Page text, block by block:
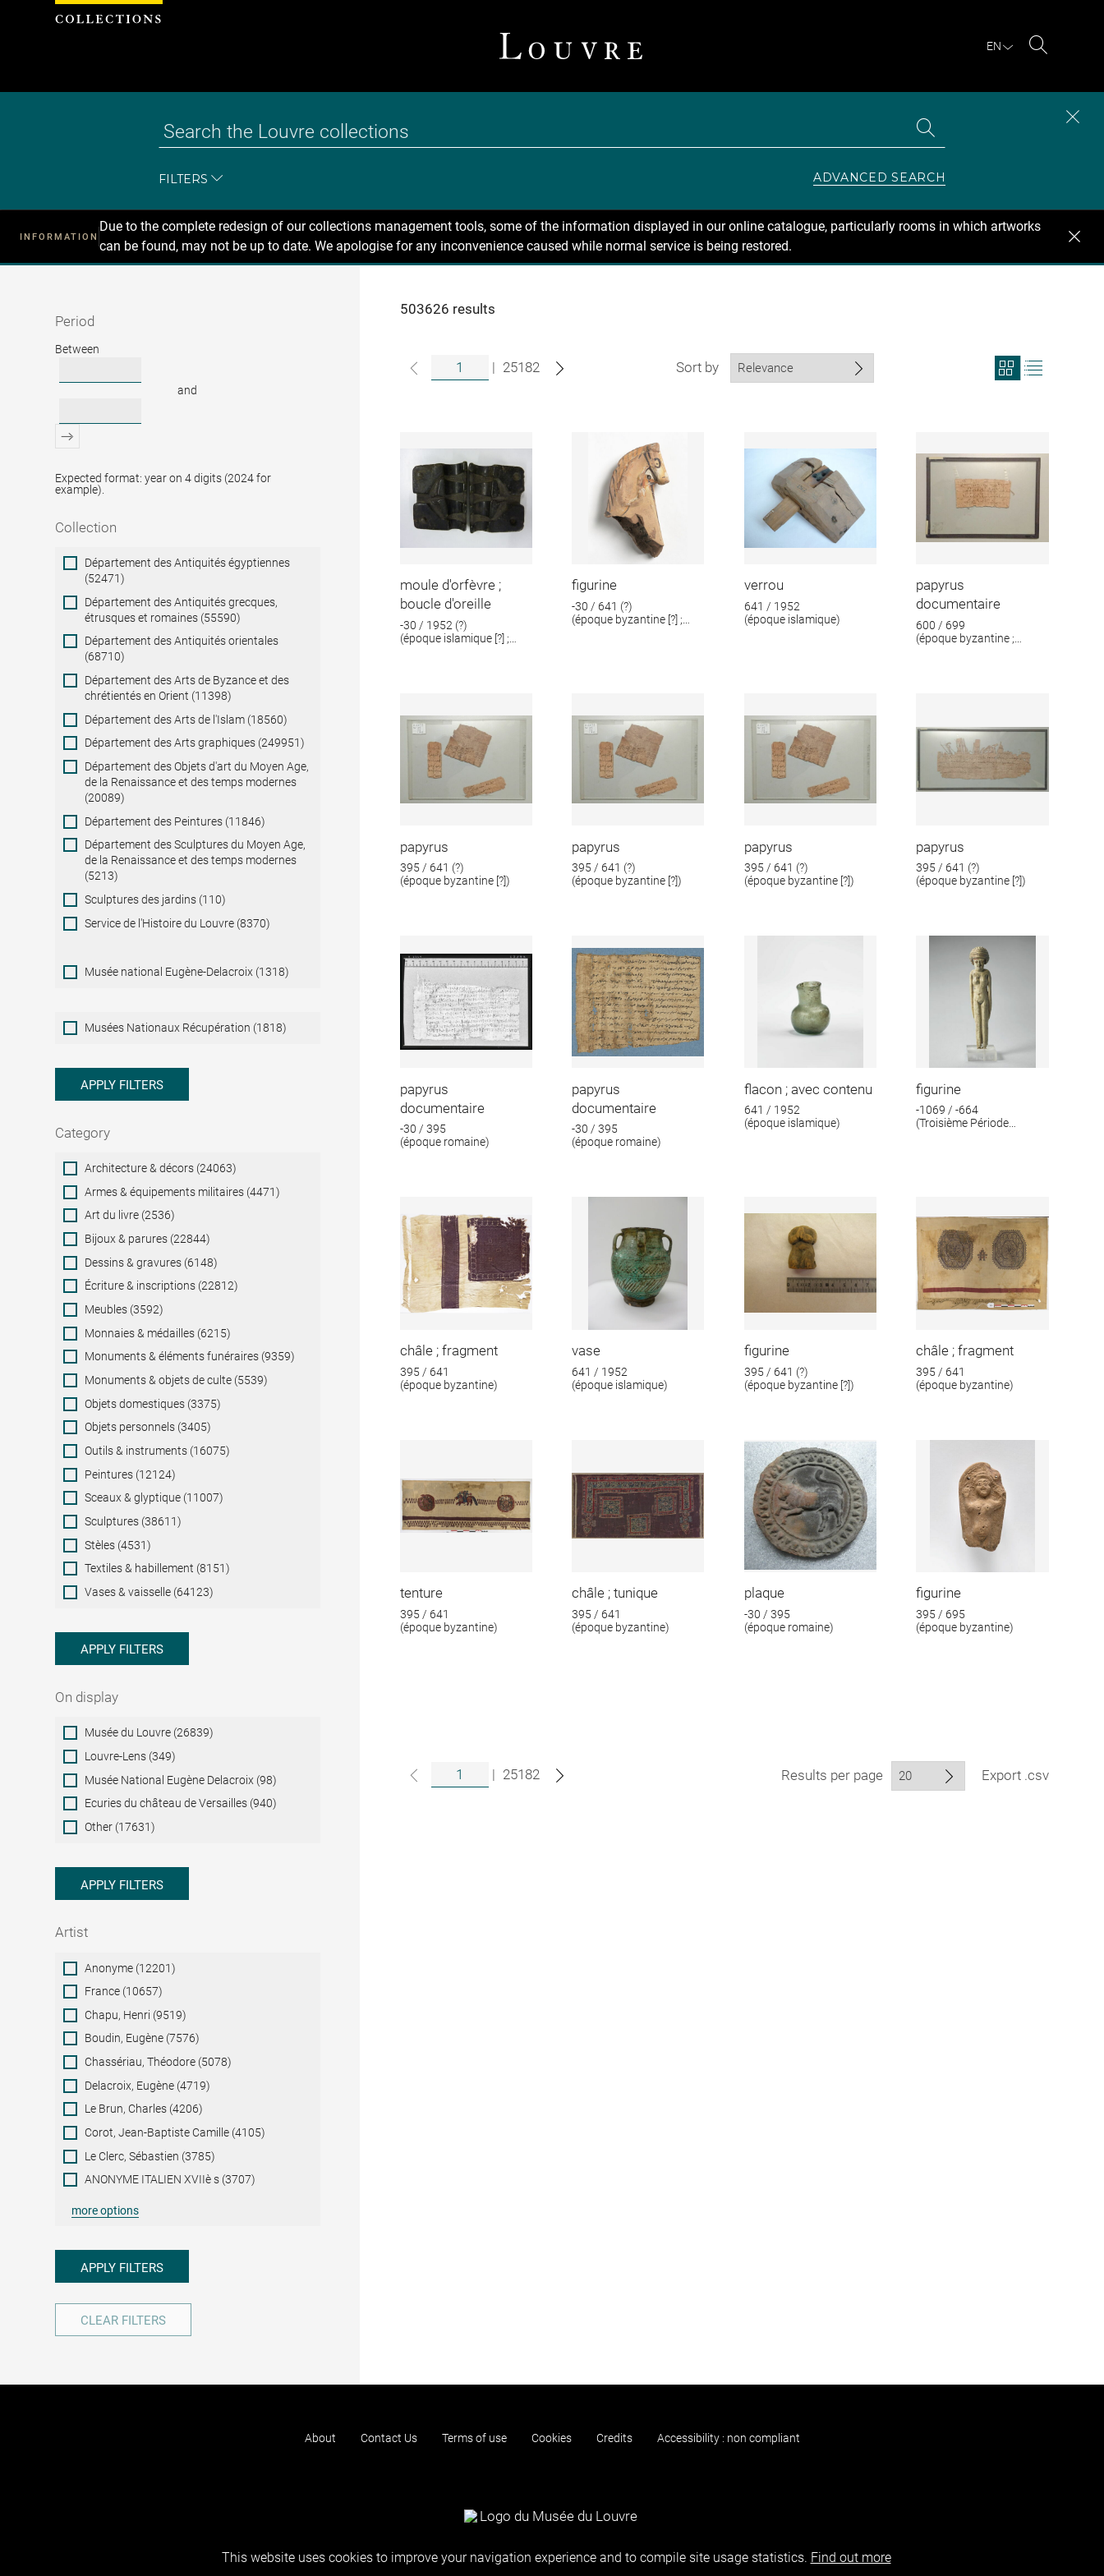
EN
FILTERS ADVANCED SEARCH
INFORMATION
Due to the complete redesign of our collections management tools, some of the information displayed in our online catalogue, particularly rooms in which artworks
can be found, may not be up to date. We apologise for any inconvenience caused while normal service is being restored.
Recherche
Period
Period
Between
and
Expected format: year on 4 digits (2024 for
example).
Collection
Collection
Département des Antiquités égyptiennes
(52471)
Département des Antiquités grecques,
étrusques et romaines (55590)
Département des Antiquités orientales
(68710)
Département des Arts de Byzance et des
chrétientés en Orient (11398)
Département des Arts de l'Islam (18560)
Département des Arts graphiques (249951)
Département des Objets d'art du Moyen Age,
de la Renaissance et des temps modernes
(20089)
Département des Peintures (11846)
Département des Sculptures du Moyen Age,
de la Renaissance et des temps modernes
(5213)
Sculptures des jardins (110)
Service de l'Histoire du Louvre (8370)
Musée national Eugène-Delacroix (1318)
Musées
Nationaux
Musées Nationaux Récupération (1818)
APPLY FILTERS
Category
Category
Architecture & décors (24063)
Armes & équipements militaires (4471)
Art du livre (2536)
Bijoux & parures (22844)
Dessins & gravures (6148)
Écriture & inscriptions (22812)
Meubles (3592)
Monnaies & médailles (6215)
Monuments & éléments funéraires (9359)
Monuments & objets de culte (5539)
Objets domestiques (3375)
Objets personnels (3405)
Outils & instruments (16075)
Peintures (12124)
Sceaux & glyptique (11007)
Sculptures (38611)
Stèles (4531)
Textiles & habillement (8151)
Vases & vaisselle (64123)
APPLY FILTERS
On display
On
display
Musée du Louvre (26839)
Louvre-Lens (349)
Musée National Eugène Delacroix (98)
Ecuries du château de Versailles (940)
Other (17631)
APPLY FILTERS
Artist
ArtistAnonyme (12201)
France (10657)
Chapu, Henri (9519)
Boudin, Eugène (7576)
Chassériau, Théodore (5078)
Delacroix, Eugène (4719)
Le Brun, Charles (4206)
Corot, Jean-Baptiste Camille (4105)
Le Clerc, Sébastien (3785)
ANONYME ITALIEN XVIIè s (3707)
more options
APPLY FILTERS
CLEAR FILTERS
503626 results
| 25182 Sort by
View
search
moule d'orfèvre ;
boucle d'oreille
-30 / 1952 (?)
(époque islamique [?] ;
figurine
-30 / 641 (?)
(époque byzantine [?] ;
verrou
641 / 1952
(époque islamique)
papyrus
documentaire
600 / 699
(époque byzantine ;
papyrus
395 / 641 (?)
(époque byzantine [?])
papyrus
395 / 641 (?)
(époque byzantine [?])
papyrus
395 / 641 (?)
(époque byzantine [?])
papyrus
395 / 641 (?)
(époque byzantine [?])
papyrus
documentaire
-30 / 395
(époque romaine)
papyrus
documentaire
-30 / 395
(époque romaine)
flacon ; avec contenu
641 / 1952
(époque islamique)
figurine
-1069 / -664
(Troisième Période
châle ; fragment
395 / 641
(époque byzantine)
vase
641 / 1952
(époque islamique)
figurine
395 / 641 (?)
(époque byzantine [?])
châle ; fragment
395 / 641
(époque byzantine)
tenture
395 / 641
(époque byzantine)
châle ; tunique
395 / 641
(époque byzantine)
plaque
-30 / 395
(époque romaine)
figurine
395 / 695
(époque byzantine)
| 25182 Results per page Export .csv
About Contact Us Terms of use Cookies Credits Accessibility : non compliant
Cookies management panel
This website uses cookies to improve your navigation experience and to compile site usage statistics. Find out more